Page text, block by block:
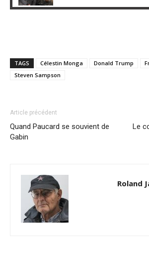
TAGS Célestin Monga Donald Trump
Steven Sampson
Article précédent
Quand Paucard se souvient de
Gabin
Le
Roland